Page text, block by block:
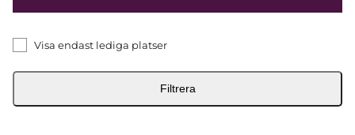
Visa endast lediga platser
Filtrera